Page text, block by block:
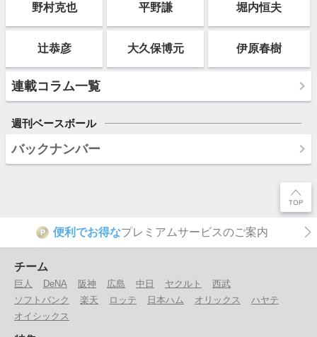
野村克也 平野謙 堀内恒夫
辻恭彦 大久保博元 伊原春樹
連載コラム一覧
週刊ベースボール
バックナンバー
P 便利でお得なプレミアムサービスのご案内
チーム
巨人 DeNA 阪神 広島 中日 ヤクルト
西武
ソフトバンク
楽天 ロッテ 日本ハム オリックス
ハヤテ
オイシックス